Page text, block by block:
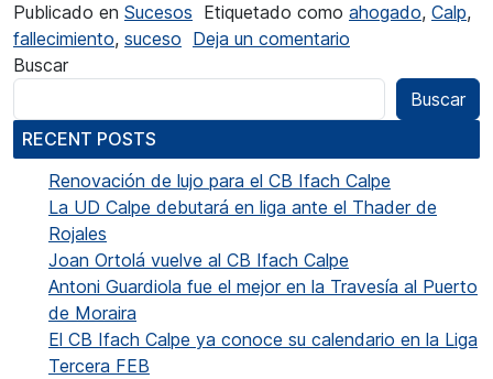
Publicado en Sucesos Etiquetado como ahogado, Calp,
fallecimiento, suceso Deja un comentario
Buscar
Buscar
RECENT POSTS
Renovación de lujo para el CB Ifach Calpe
La UD Calpe debutará en liga ante el Thader de
Rojales
Joan Ortolá vuelve al CB Ifach Calpe
Antoni Guardiola fue el mejor en la Travesía al Puerto
de Moraira
El CB Ifach Calpe ya conoce su calendario en la Liga
Tercera FEB